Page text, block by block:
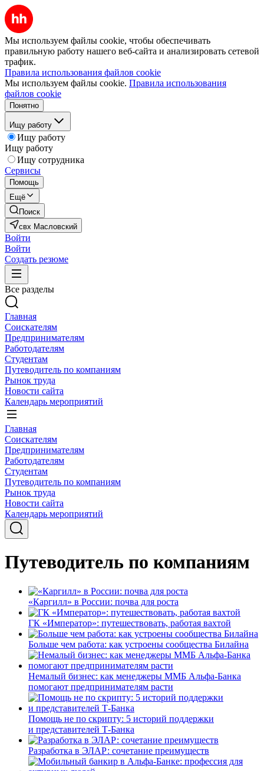
Мы используем файлы cookie, чтобы обеспечивать
правильную работу нашего веб-сайта и анализировать сетевой
трафик.
Правила использования файлов cookie
Мы используем файлы cookie. Правила использования
файлов cookie
Понятно
Ищу работу
Ищу работу
Ищу работу
Ищу сотрудника
Сервисы
Помощь
Ещё
Поиск
свх Масловский
Войти
Войти
Создать резюме
Все разделы
Главная
Соискателям
Предпринимателям
Работодателям
Студентам
Путеводитель по компаниям
Рынок труда
Новости сайта
Календарь мероприятий
Главная
Соискателям
Предпринимателям
Работодателям
Студентам
Путеводитель по компаниям
Рынок труда
Новости сайта
Календарь мероприятий
Путеводитель по компаниям
«Каргилл» в России: почва для роста
ГК «Император»: путешествовать, работая вахтой
Больше чем работа: как устроены сообщества Билайна
Немалый бизнес: как менеджеры ММБ Альфа-Банка
помогают предпринимателям расти
Помощь не по скрипту: 5 историй поддержки
и представителей Т-Банка
Разработка в ЭЛАР: сочетание преимуществ